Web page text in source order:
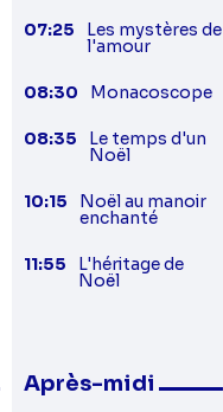
07:25 Les mystères de
l'amour
08:30 Monacoscope
08:35 Le temps d'un
Noël
10:15 Noël au manoir
enchanté
11:55 L'héritage de
Noël
Après-midi